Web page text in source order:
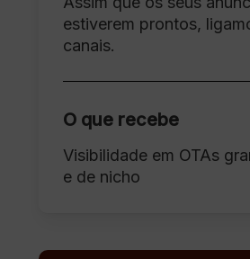
estiverem prontos,
canais.
O que recebe
Visibilidade em OTAs
e de nicho